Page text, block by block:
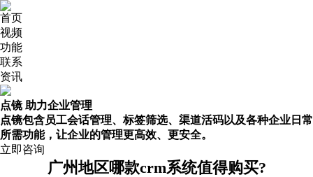
首页
视频
功能
联系
资讯
点镜 助力企业管理
点镜包含员工会话管理、标签筛选、渠道活码以及各种企业日常
所需功能，让企业的管理更高效、更安全。
立即咨询
广州地区哪款crm系统值得购买?